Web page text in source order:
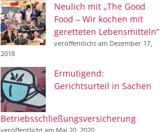
Neulich mit „The Good
Food – Wir kochen mit
geretteten Lebensmitteln“
veröffentlicht am Dezember 17,
2018
Ermutigend:
Gerichtsurteil in Sachen
Betriebsschließungsversicherung
veröffentlicht am Mai 20, 2020